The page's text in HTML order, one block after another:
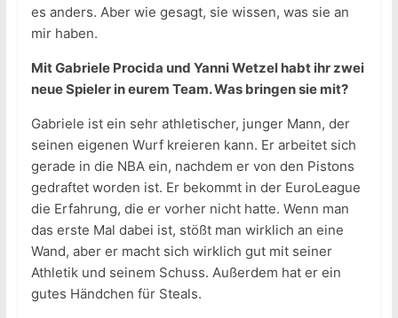
es anders. Aber wie gesagt, sie wissen, was sie an
mir haben.
Mit Gabriele Procida und Yanni Wetzel habt ihr zwei
neue Spieler in eurem Team. Was bringen sie mit?
Gabriele ist ein sehr athletischer, junger Mann, der
seinen eigenen Wurf kreieren kann. Er arbeitet sich
gerade in die NBA ein, nachdem er von den Pistons
gedraftet worden ist. Er bekommt in der EuroLeague
die Erfahrung, die er vorher nicht hatte. Wenn man
das erste Mal dabei ist, stößt man wirklich an eine
Wand, aber er macht sich wirklich gut mit seiner
Athletik und seinem Schuss. Außerdem hat er ein
gutes Händchen für Steals.